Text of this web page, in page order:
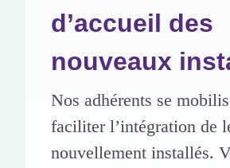
d’accueil des
nouveaux
Nos adhérents se
faciliter l’intégration de
nouvellement installés.